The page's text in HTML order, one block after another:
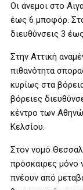
Οι άνεμοι στο
έως 6 μποφόρ.
διευθύνσεις 3
Στην Αττική
πιθανότητα
κυρίως στα
βόρειες
κέντρο των
Κελσίου.
Στον νομό
πρόσκαιρες μόνο
πνέουν από